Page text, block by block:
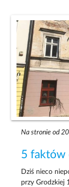
Na stronie od
5 faktów
Dziś nieco
przy Grodzkiej